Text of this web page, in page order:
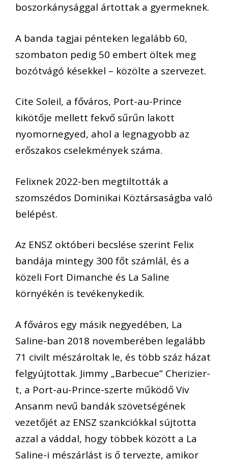
boszorkánysággal ártottak a gyermeknek.
A banda tagjai pénteken legalább 60,
szombaton pedig 50 embert öltek meg
bozótvágó késekkel – közölte a szervezet.
Cite Soleil, a főváros, Port-au-Prince
kikötője mellett fekvő sűrűn lakott
nyomornegyed, ahol a legnagyobb az
erőszakos cselekmények száma.
Felixnek 2022-ben megtiltották a
szomszédos Dominikai Köztársaságba való
belépést.
Az ENSZ októberi becslése szerint Felix
bandája mintegy 300 főt számlál, és a
közeli Fort Dimanche és La Saline
környékén is tevékenykedik.
A főváros egy másik negyedében, La
Saline-ban 2018 novemberében legalább
71 civilt mészároltak le, és több száz házat
felgyújtottak. Jimmy „Barbecue” Cherizier-
t, a Port-au-Prince-szerte működő Viv
Ansanm nevű bandák szövetségének
vezetőjét az ENSZ szankciókkal sújtotta
azzal a váddal, hogy többek között a La
Saline-i mészárlást is ő tervezte, amikor